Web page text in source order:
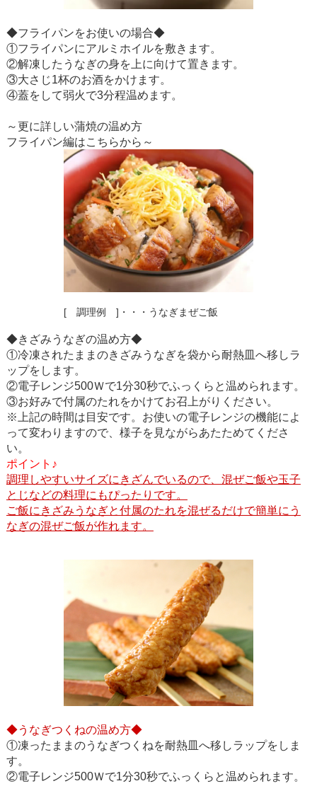
◆フライパンをお使いの場合◆
①フライパンにアルミホイルを敷きます。
②解凍したうなぎの身を上に向けて置きます。
③大さじ1杯のお酒をかけます。
④蓋をして弱火で3分程温めます。
～更に詳しい蒲焼の温め方
フライパン編はこちらから ～
[ 調理例 ]・・・うなぎまぜご飯
◆きざみうなぎの温め方◆
①冷凍されたままのきざみうなぎを袋から耐熱皿へ移しラ
ップをします。
②電子レンジ500Ｗで1分30秒でふっくらと温められます。
③お好みで付属のたれをかけてお召上がりください。
※上記の時間は目安です。お使いの電子レンジの機能によ
って変わりますので、様子を見ながらあたためてくださ
い。
ポイント♪
調理しやすいサイズにきざんでいるので、混ぜご飯や玉子
とじなどの料理にもぴったりです。
ご飯にきざみうなぎと付属のたれを混ぜるだけで簡単にう
なぎの混ぜご飯が作れます。
◆うなぎつくねの温め方◆
①凍ったままのうなぎつくねを耐熱皿へ移しラップをしま
す。
②電子レンジ500Ｗで1分30秒でふっくらと温められます。